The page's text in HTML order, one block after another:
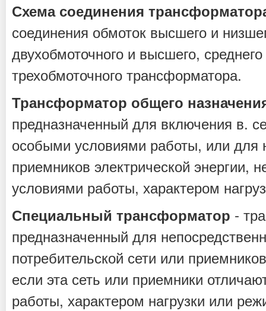
Схема соединения
соединения обмоток высшего и
двухобмоточного и высшего,
трехобмоточного трансформатора.
Трансформатор общего
предназначенный для включения в.
особыми условиями работы, или для
приемников электрической энергии,
условиями работы, характером
Специальный трансформатор -
предназначенный для
потребительской сети или
если эта сеть или приемники
работы, характером нагрузки или